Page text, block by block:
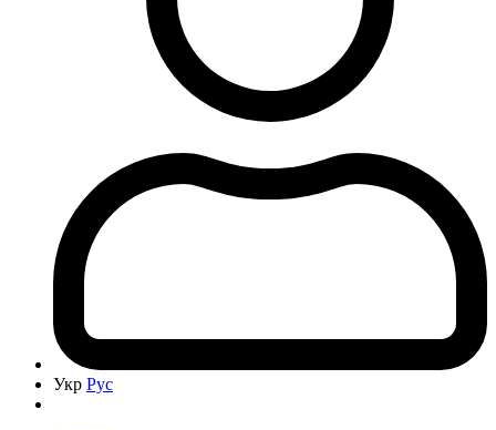
Укр Рус